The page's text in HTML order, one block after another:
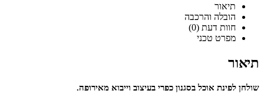
תיאור
הובלה והרכבה
חוות דעת (0)
מפרט טכני
תיאור
שולחן לפינת אוכל בסגנון כפרי בעיצוב וייבוא מאירופה.